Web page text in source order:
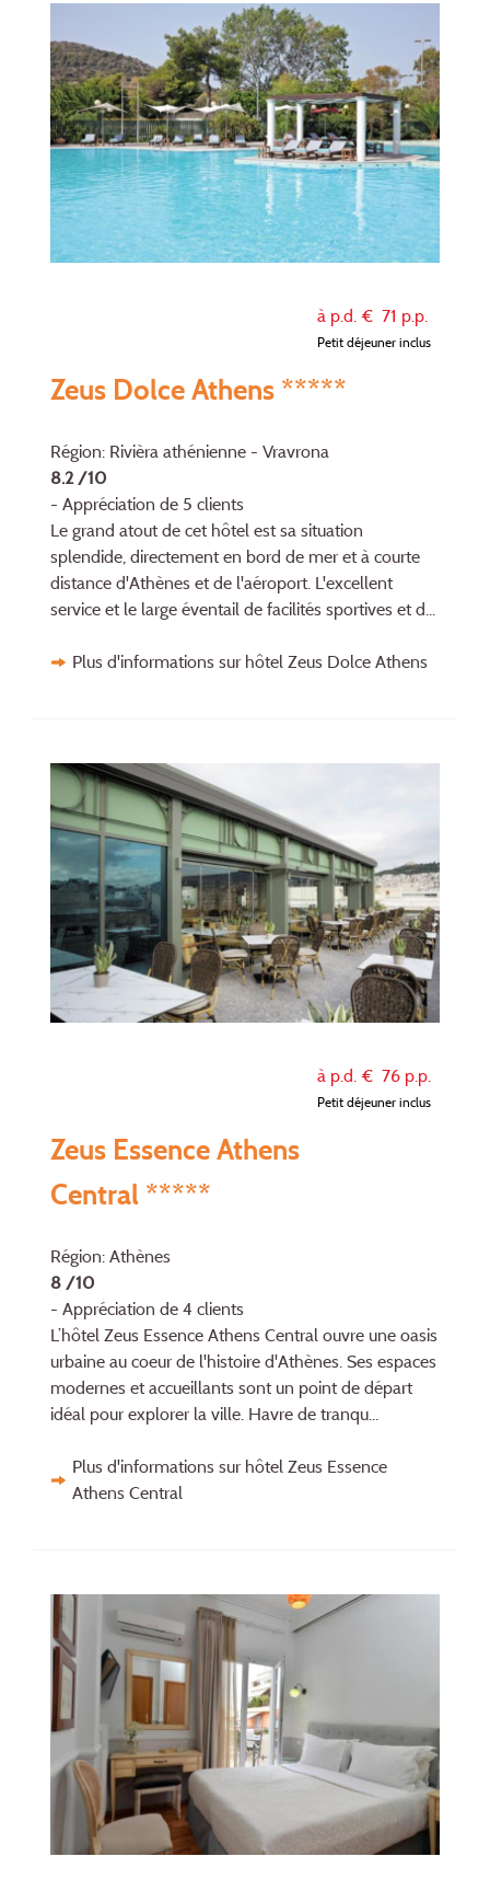
à p.d. € 71 p.p.
Petit déjeuner inclus
Zeus Dolce Athens *****
Région: Rivièra athénienne - Vravrona
8.2 /10
- Appréciation de 5 clients
Le grand atout de cet hôtel est sa situation
splendide, directement en bord de mer et à courte
distance d'Athènes et de l'aéroport. L'excellent
service et le large éventail de facilités sportives et d...
Plus d'informations sur hôtel Zeus Dolce Athens
à p.d. € 76 p.p.
Petit déjeuner inclus
Zeus Essence Athens
Central *****
Région: Athènes
8 /10
- Appréciation de 4 clients
L’hôtel Zeus Essence Athens Central ouvre une oasis
urbaine au coeur de l'histoire d'Athènes. Ses espaces
modernes et accueillants sont un point de départ
idéal pour explorer la ville. Havre de tranqu...
Plus d'informations sur hôtel Zeus Essence
Athens Central